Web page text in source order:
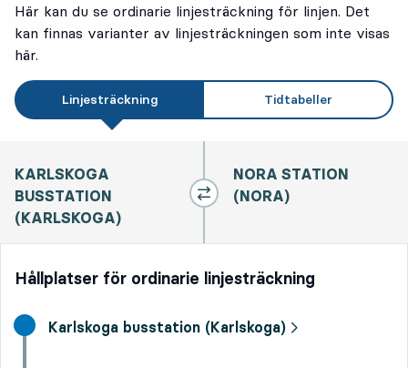
Här kan du se ordinarie linjesträckning för linjen. Det
kan finnas varianter av linjesträckningen som inte visas
här.
Linjesträckning Tidtabeller
KARLSKOGA
BUSSTATION
(KARLSKOGA)
NORA STATION
(NORA)
Hållplatser för ordinarie linjesträckning
Start destination,
Karlskoga busstation (Karlskoga)